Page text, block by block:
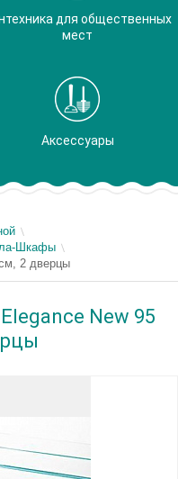
для общественных
мест
Аксессуары
Шкафы
2 дверцы
New 95